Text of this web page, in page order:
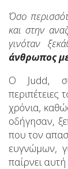
Όσο
και στην
γινόταν
άνθρωπος
Ο Judd,
χρόνια,
οδήγησαν,
που τον
ευγνώμων,
παίρνει